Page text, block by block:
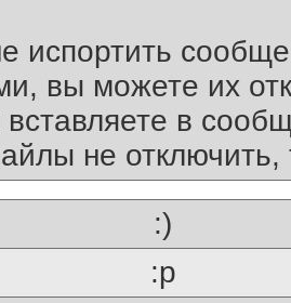
испортить
вы можете их
в
не отключить,
:)
:p